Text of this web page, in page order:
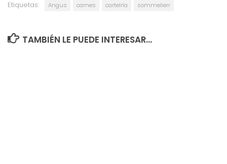
Etiquetas: Angus carnes cartelría sommelierr
TAMBIÉN LE PUEDE INTERESAR...